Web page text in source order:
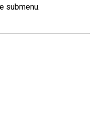
submenu.